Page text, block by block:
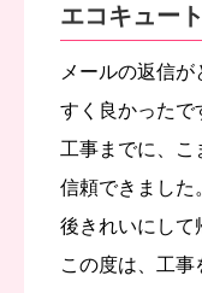
エコキュー
メールの返信
すく良かったで
工事までに、こ
信頼できました
後きれいにして
この度は、工